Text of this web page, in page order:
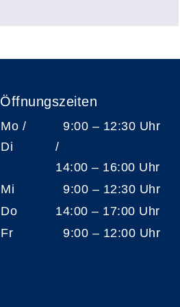
Öffnungszeiten
Mo /
Di
9:00 – 12:30 Uhr
/
14:00 – 16:00 Uhr
Mi
9:00 – 12:30 Uhr
Do
14:00 – 17:00 Uhr
Fr
9:00 – 12:00 Uhr